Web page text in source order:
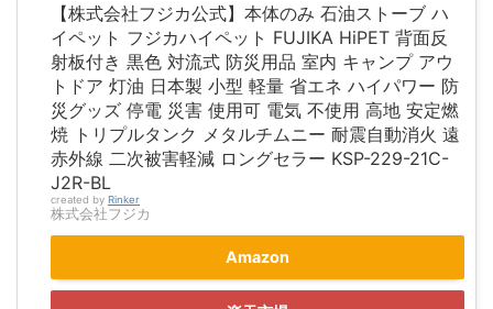
【株式会社フジカ公式】本体のみ 石油ストーブ ハ
イペット フジカハイペット FUJIKA HiPET 背面反
射板付き 黒色 対流式 防災用品 室内 キャンプ アウ
トドア 灯油 日本製 小型 軽量 省エネ ハイパワー 防
災グッズ 停電 災害 使用可 電気 不使用 高地 安定燃
焼 トリプルタンク メタルチムニー 耐震自動消火 遠
赤外線 二次被害軽減 ロングセラー KSP-229-21C-
J2R-BL
created by Rinker
株式会社フジカ
Amazon